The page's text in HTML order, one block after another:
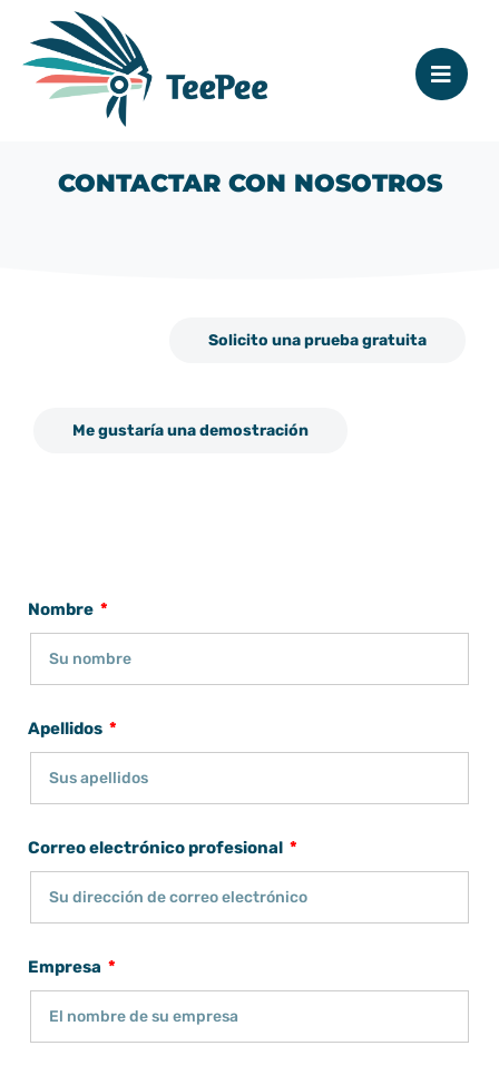
CONTACTAR CON NOSOTROS
Solicito una prueba gratuita
Me gustaría una demostración
Nombre
Apellidos
Correo electrónico profesional
Empresa